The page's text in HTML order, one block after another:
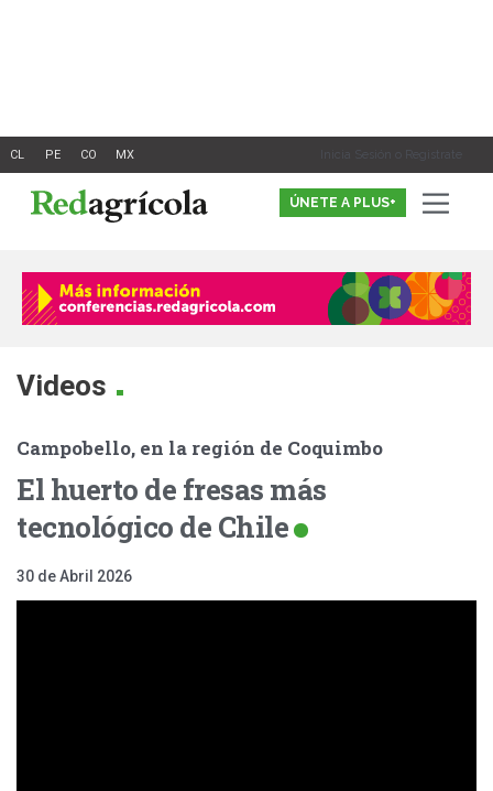
Inicia Sesión o Registrate
ÚNETE A PLUS+
Videos .
Campobello, en la región de Coquimbo
El huerto de fresas más
tecnológico de Chile
30 de Abril 2026